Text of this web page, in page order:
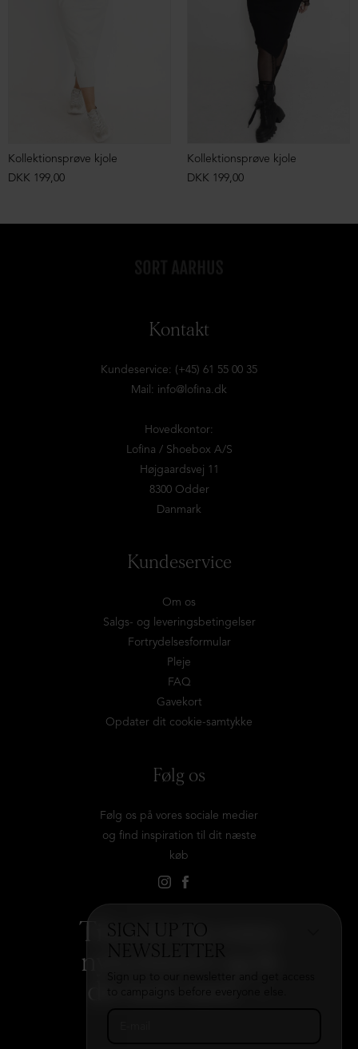
SIGN UP TO
Kollektionsprøve kjole
DKK 199,00
Kollektionsprøve kjole
DKK 199,00
Kontakt
Kundeservice: (+45) 61 55 00 35
Mail: info@lofina.dk
Hovedkontor:
Lofina / Shoebox A/S
Højgaardsvej 11
8300 Odder
Danmark
Kundeservice
Om os
Salgs- og leveringsbetingelser
Fortrydelsesformular
Pleje
FAQ
Gavekort
Opdater dit cookie-samtykke
Følg os
Følg os på vores sociale medier
og find inspiration til dit næste
køb
Tilmeld dig vores
nyhedsbrev og få